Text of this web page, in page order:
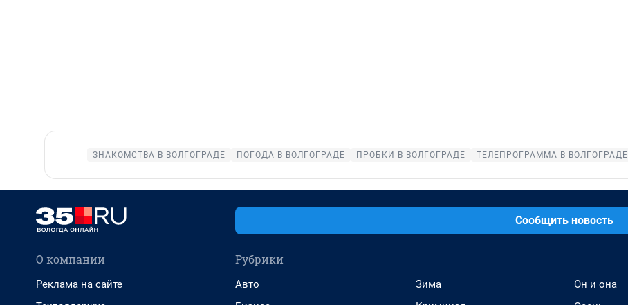
ЗНАКОМСТВА В ВОЛГОГРАДЕ ПОГОДА В ВОЛГОГРАДЕ ПРОБКИ В ВОЛГОГРАДЕ ТЕЛЕПРОГРАММА В ВОЛГОГРАДЕ
Сообщить новость
О компании
Реклама на сайте
Рубрики
Авто
Зима
Он и она